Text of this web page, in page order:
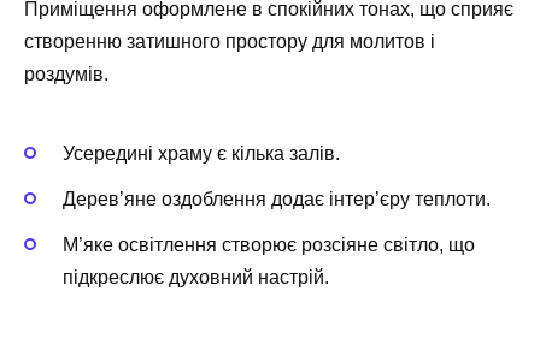
Приміщення оформлене в спокійних тонах, що сприяє
створенню затишного простору для молитов і
роздумів.
Усередині храму є кілька залів.
Дерев’яне оздоблення додає інтер’єру теплоти.
М’яке освітлення створює розсіяне світло, що
підкреслює духовний настрій.